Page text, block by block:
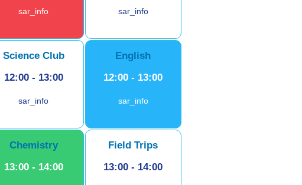
sar_info sar_info
Science Club
12:00 - 13:00
sar_info
English
12:00 - 13:00
sar_info
Chemistry
13:00 - 14:00
Field Trips
13:00 - 14:00